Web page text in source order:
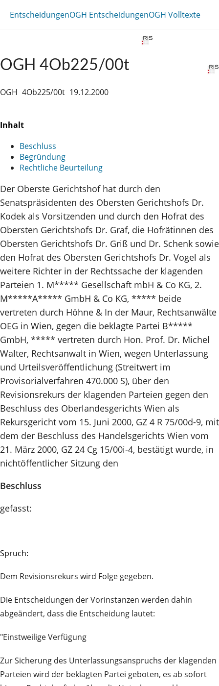
EntscheidungenOGH EntscheidungenOGH Volltexte
OGH 4Ob225/00t
OGH 4Ob225/00t 19.12.2000
Inhalt
Beschluss
Begründung
Rechtliche Beurteilung
Der Oberste Gerichtshof hat durch den
Senatspräsidenten des Obersten Gerichtshofs Dr.
Kodek als Vorsitzenden und durch den Hofrat des
Obersten Gerichtshofs Dr. Graf, die Hofrätinnen des
Obersten Gerichtshofs Dr. Griß und Dr. Schenk sowie
den Hofrat des Obersten Gerichtshofs Dr. Vogel als
weitere Richter in der Rechtssache der klagenden
Parteien 1. M***** Gesellschaft mbH & Co KG, 2.
M*****A***** GmbH & Co KG, ***** beide
vertreten durch Höhne & In der Maur, Rechtsanwälte
OEG in Wien, gegen die beklagte Partei B*****
GmbH, ***** vertreten durch Hon. Prof. Dr. Michel
Walter, Rechtsanwalt in Wien, wegen Unterlassung
und Urteilsveröffentlichung (Streitwert im
Provisorialverfahren 470.000 S), über den
Revisionsrekurs der klagenden Parteien gegen den
Beschluss des Oberlandesgerichts Wien als
Rekursgericht vom 15. Juni 2000, GZ 4 R 75/00d-9, mit
dem der Beschluss des Handelsgerichts Wien vom
21. März 2000, GZ 24 Cg 15/00i-4, bestätigt wurde, in
nichtöffentlicher Sitzung den
Beschluss
gefasst:
Spruch:
Dem Revisionsrekurs wird Folge gegeben.
Die Entscheidungen der Vorinstanzen werden dahin
abgeändert, dass die Entscheidung lautet:
"Einstweilige Verfügung
Zur Sicherung des Unterlassungsanspruchs der klagenden
Parteien wird der beklagten Partei geboten, es ab sofort